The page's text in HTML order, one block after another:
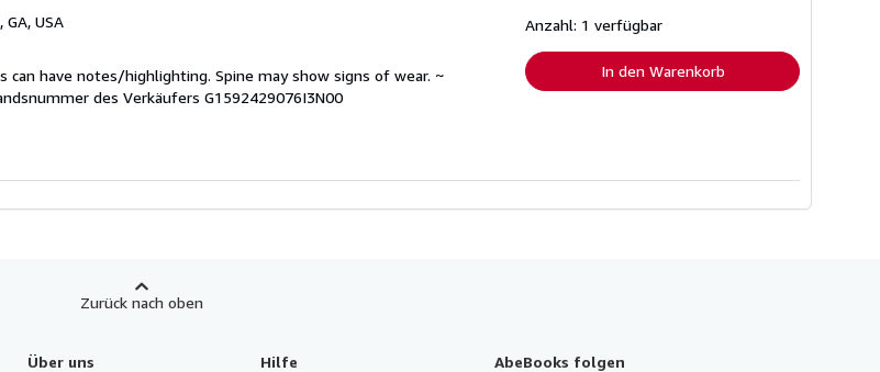
GA, USA
can have notes/highlighting. Spine may show signs of wear. ~
des Verkäufers G1592429076I3N00
Versandkosten
Anzahl: 1 verfügbar
In den Warenkorb
Zurück nach oben
Über uns Hilfe AbeBooks folgen